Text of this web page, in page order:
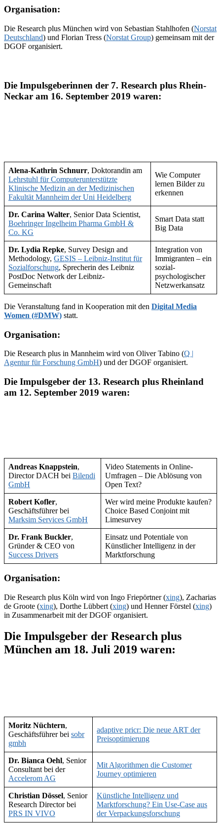
Organisation:
Die Research plus München wird von Sebastian Stahlhofen (Norstat
Deutschland) und Florian Tress (Norstat Group) gemeinsam mit der
DGOF organisiert.
Die Impulsgeberinnen der 7. Research plus Rhein-
Neckar am 16. September 2019 waren:
Alena-Kathrin Schnurr, Doktorandin am
Lehrstuhl für Computerunterstützte
Klinische Medizin an der Medizinischen
Fakultät Mannheim der Uni Heidelberg
Wie Computer
lernen Bilder zu
erkennen
Dr. Carina Walter, Senior Data Scientist,
Boehringer Ingelheim Pharma GmbH &
Co. KG
Smart Data statt
Big Data
Dr. Lydia Repke, Survey Design and
Methodology, GESIS – Leibniz-Institut für
Sozialforschung, Sprecherin des Leibniz
PostDoc Network der Leibniz-
Gemeinschaft
Integration von
Immigranten – ein
sozial-
psychologischer
Netzwerkansatz
Die Veranstaltung fand in Kooperation mit den Digital Media
Women (#DMW) statt.
Organisation:
Die Research plus in Mannheim wird von Oliver Tabino (Q |
Agentur für Forschung GmbH) und der DGOF organisiert.
Die Impulsgeber der 13. Research plus Rheinland
am 12. September 2019 waren:
Andreas Knappstein,
Director DACH bei Bilendi
GmbH
Video Statements in Online-
Umfragen – Die Ablösung von
Open Text?
Robert Kofler,
Geschäftsführer bei
Marksim Services GmbH
Wer wird meine Produkte kaufen?
Choice Based Conjoint mit
Limesurvey
Dr. Frank Buckler,
Gründer & CEO von
Success Drivers
Einsatz und Potentiale von
Künstlicher Intelligenz in der
Marktforschung
Organisation:
Die Research plus Köln wird von Ingo Friepörtner (xing), Zacharias
de Groote (xing), Dorthe Lübbert (xing) und Henner Förstel (xing)
in Zusammenarbeit mit der DGOF organisiert.
Die Impulsgeber der Research plus
München am 18. Juli 2019 waren:
Moritz Nüchtern,
Geschäftsführer bei sobr
gmbh
adaptive pricr: Die neue ART der
Preisoptimierung
Dr. Bianca Oehl, Senior
Consultant bei der
Accelerom AG
Mit Algorithmen die Customer
Journey optimieren
Christian Dössel, Senior
Research Director bei
PRS IN VIVO
Künstliche Intelligenz und
Marktforschung? Ein Use-Case aus
der Verpackungsforschung